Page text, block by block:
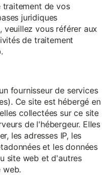
traitement de vos
juridiques
vous référer aux
de traitement
fournisseur de services
Ce site est hébergé en
collectées sur ce site
de l'hébergeur. Elles
les adresses IP, les
et les données
site web et d'autres
web.